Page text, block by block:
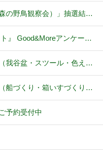
の野鳥観察会）」抽選結…
』 Good&Moreアンケー…
我谷盆・スツール・色え…
船づくり・箱いすづくり…
予約受付中